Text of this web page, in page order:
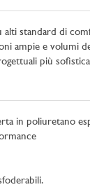
standard di
ampie e volumi
più
in poliuretano